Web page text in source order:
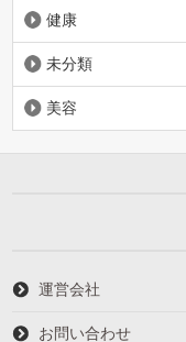
健康
未分類
美容
運営会社
お問い合わせ